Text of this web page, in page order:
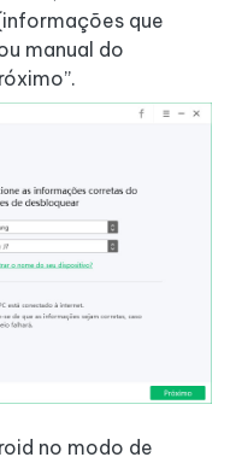
que
manual do
no modo de